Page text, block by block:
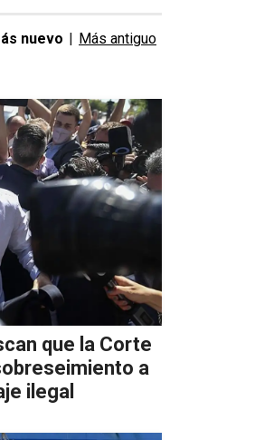
nuevo | Más antiguo
que la Corte
a
ilegal